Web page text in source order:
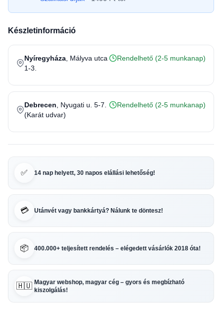
Készletinformáció
Nyíregyháza , Mályva utca
1-3.
Rendelhető (2-5 munkanap)
Debrecen , Nyugati u. 5-7.
(Karát udvar)
Rendelhető (2-5 munkanap)
✅ 14 nap helyett, 30 napos elállási lehetőség!
💳 Utánvét vagy bankkártyá? Nálunk te döntesz!
📦 400.000+ teljesített rendelés – elégedett vásárlók 2018 óta!
🇭🇺 Magyar webshop, magyar cég – gyors és megbízható
kiszolgálás!